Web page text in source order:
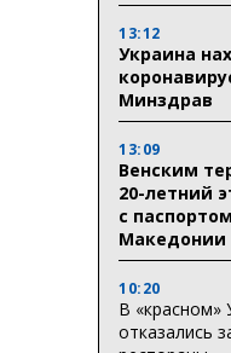
13:12
Украина
Минздрав
13:09
Венским
20-летний
с
Македонии
10:20
В «красном»
отказались